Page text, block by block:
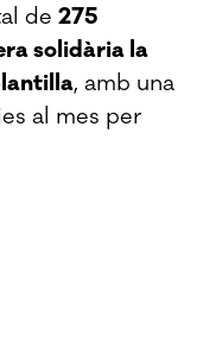
de275
solidària la
, amb una
al mes per